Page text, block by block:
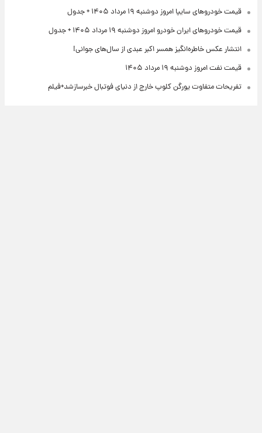
قیمت خودروهای سایپا امروز دوشنبه ۱۹ مرداد ۱۴۰۵ + جدول
قیمت خودروهای ایران خودرو امروز دوشنبه ۱۹ مرداد ۱۴۰۵ + جدول
انتشار عکس خاطره‌انگیز همسر اکبر عبدی از سال‌های جوانی!
قیمت نفت امروز دوشنبه ۱۹ مرداد ۱۴۰۵
تفریحات متفاوت یورگن کلوپ خارج از دنیای فوتبال خبرسازشد+فیلم